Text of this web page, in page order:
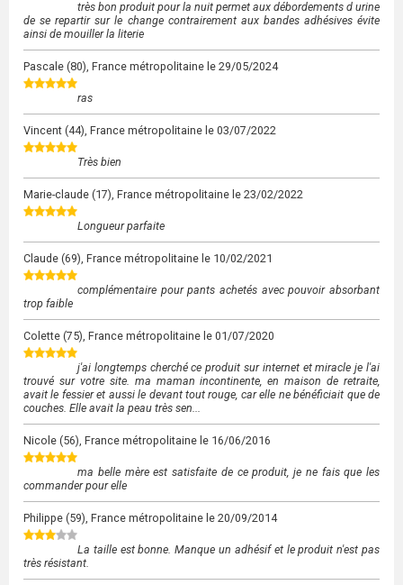
très bon produit pour la nuit permet aux débordements d urine
de se repartir sur le change contrairement aux bandes adhésives évite
ainsi de mouiller la literie
Pascale (80), France métropolitaine le 29/05/2024
ras
Vincent (44), France métropolitaine le 03/07/2022
Très bien
Marie-claude (17), France métropolitaine le 23/02/2022
Longueur parfaite
Claude (69), France métropolitaine le 10/02/2021
complémentaire pour pants achetés avec pouvoir absorbant
trop faible
Colette (75), France métropolitaine le 01/07/2020
j'ai longtemps cherché ce produit sur internet et miracle je l'ai
trouvé sur votre site. ma maman incontinente, en maison de retraite,
avait le fessier et aussi le devant tout rouge, car elle ne bénéficiait que de
couches. Elle avait la peau très sen...
Nicole (56), France métropolitaine le 16/06/2016
ma belle mère est satisfaite de ce produit, je ne fais que les
commander pour elle
Philippe (59), France métropolitaine le 20/09/2014
La taille est bonne. Manque un adhésif et le produit n'est pas
très résistant.